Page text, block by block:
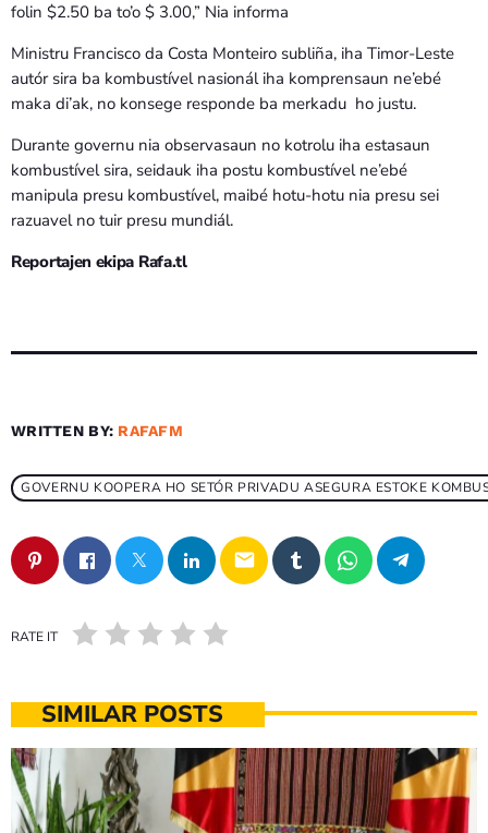
folin $2.50 ba to’o $ 3.00,” Nia informa
Ministru Francisco da Costa Monteiro subliña, iha Timor-Leste
autór sira ba kombustível nasionál iha komprensaun ne’ebé
maka di’ak, no konsege responde ba merkadu ho justu.
Durante governu nia observasaun no kotrolu iha estasaun
kombustível sira, seidauk iha postu kombustível ne’ebé
manipula presu kombustível, maibé hotu-hotu nia presu sei
razuavel no tuir presu mundiál.
Reportajen ekipa Rafa.tl
WRITTEN BY: RAFAFM
GOVERNU KOOPERA HO SETÓR PRIVADU ASEGURA ESTOKE
email
RATE IT
SIMILAR POSTS